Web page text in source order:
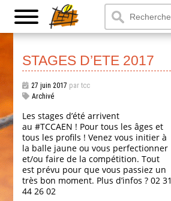
STAGES D’ETE 2017
27 juin 2017 par tcc
Archivé
Les stages d’été arrivent
au#TCCAEN ! Pour tous les âges et
tous les profils ! Venez vous initier à
la balle jaune ou vous perfectionner
et/ou faire de la compétition. Tout
est prévu pour que vous passiez un
très bon moment. Plus d’infos ? 02 31
44 26 02